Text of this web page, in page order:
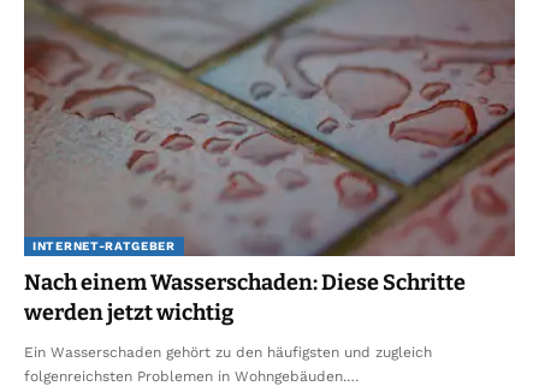
INTERNET-RATGEBER
Nach einem Wasserschaden: Diese Schritte
werden jetzt wichtig
Ein Wasserschaden gehört zu den häufigsten und zugleich
folgenreichsten Problemen in Wohngebäuden.…